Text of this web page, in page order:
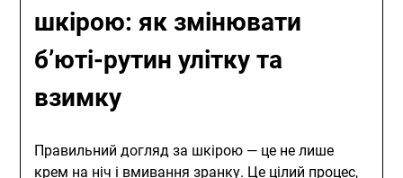
шкірою: як змінювати
б’юті-рутин улітку та
взимку
Правильний догляд за шкірою — це не лише
крем на ніч і вмивання зранку. Це цілий процес,